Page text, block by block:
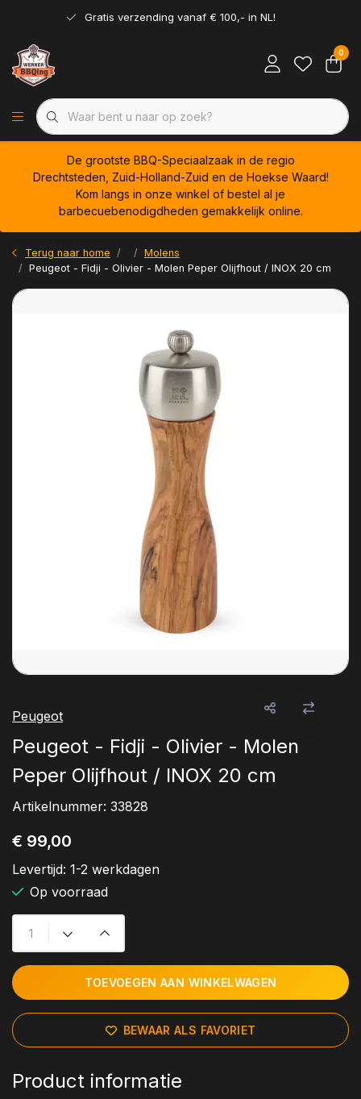
Gratis verzending vanaf € 100,- in NL!
0
De grootste BBQ-Speciaalzaak in de regio
Drechtsteden, Zuid-Holland-Zuid en de Hoekse Waard!
Kom langs in onze winkel of bestel al je
barbecuebenodigdheden gemakkelijk online.
Terug naar home
Molens
Peugeot - Fidji - Olivier - Molen Peper Olijfhout / INOX 20 cm
Peugeot
Peugeot - Fidji - Olivier - Molen
Peper Olijfhout / INOX 20 cm
Artikelnummer: 33828
€ 99,00
Levertijd: 1-2 werkdagen
Op voorraad
TOEVOEGEN AAN WINKELWAGEN
BEWAAR ALS FAVORIET
Product informatie